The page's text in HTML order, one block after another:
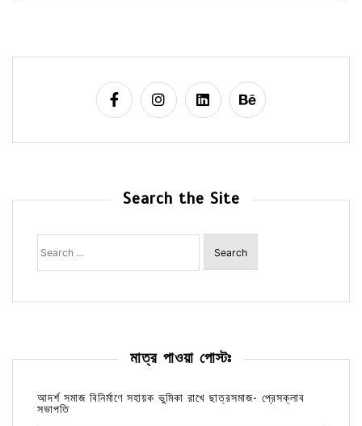
Search the Site
Search
for:
মাত্র পাওয়া পোস্টঃ
আদর্শ সমাজ বিনির্মাণে সহায়ক ভুমিকা রাখে ছাত্রসমাজ- প্রেসক্লাব
সভাপতি